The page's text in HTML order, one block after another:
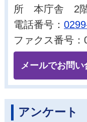
所 本庁舎 2
電話番号：
ファクス番号：
メールでお問い
アンケート